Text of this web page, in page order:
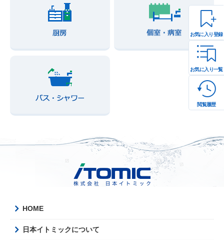
お気に入り登録
お気に入り一覧
閲覧履歴
HOME
日本イトミックについて